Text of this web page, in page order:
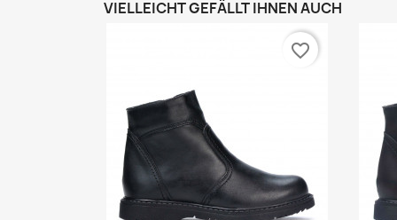
VIELLEICHT GEFÄLLT IHNEN AUCH
favorite_border